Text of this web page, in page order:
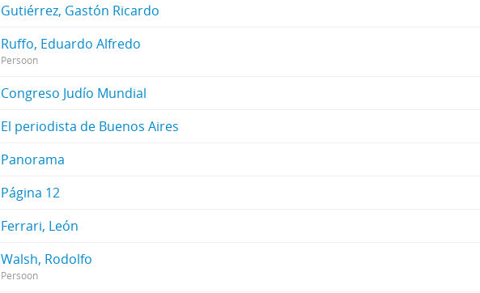
Gutiérrez, Gastón Ricardo
Ruffo, Eduardo Alfredo
Persoon
Congreso Judío Mundial
El periodista de Buenos Aires
Panorama
Página 12
Ferrari, León
Walsh, Rodolfo
Persoon